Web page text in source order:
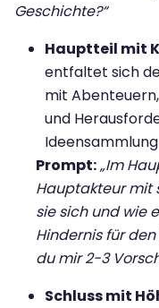
Geschichte?“
Hauptteil mit
entfaltet sich
mit
und
Prompt:„Im
Hauptakteur mit
sie sich und wie
Hindernis für
du mir 2-3
Schluss mit